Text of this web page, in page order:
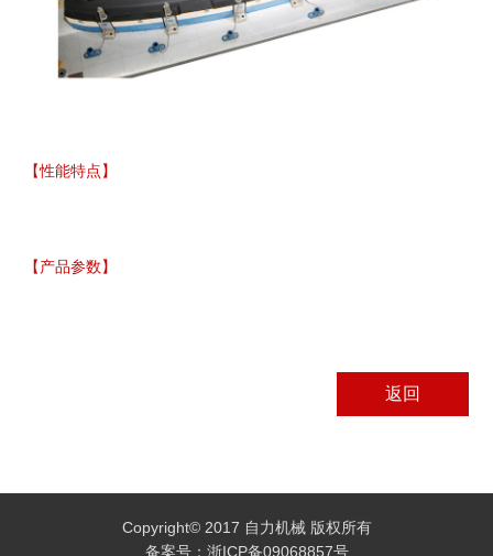
【性能特点】
【产品参数】
返回
Copyright© 2017 自力机械 版权所有
备案号：浙ICP备09068857号